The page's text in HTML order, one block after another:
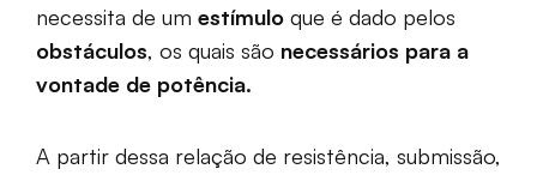
necessita de um estímulo que é dado pelos
obstáculos, os quais são necessários para a
vontade de potência.
A partir dessa relação de resistência, submissão,